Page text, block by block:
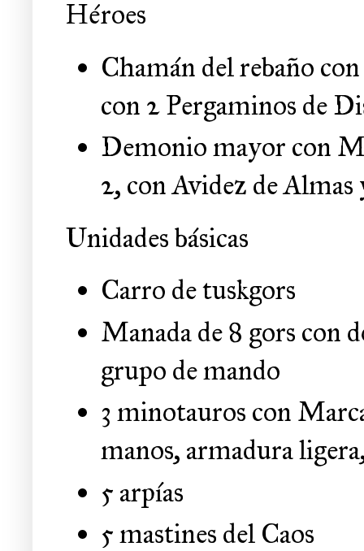
Héroes
Chamán del rebaño
con 2 Pergaminos de
Demonio mayor con
2, con Avidez de
Unidades básicas
Carro de tuskgors
Manada de 8 gors con
grupo de mando
3 minotauros con
manos, armadura
5 arpías
5 mastines del Caos